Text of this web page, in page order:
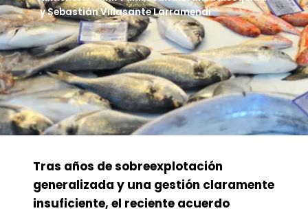
ySebastián Villasante Larramendi
Tras años de sobreexplotación
generalizada y una gestión claramente
insuficiente, el reciente acuerdo